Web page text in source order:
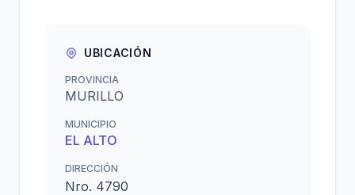
UBICACIÓN
PROVINCIA
MURILLO
MUNICIPIO
EL ALTO
DIRECCIÓN
Nro. 4790